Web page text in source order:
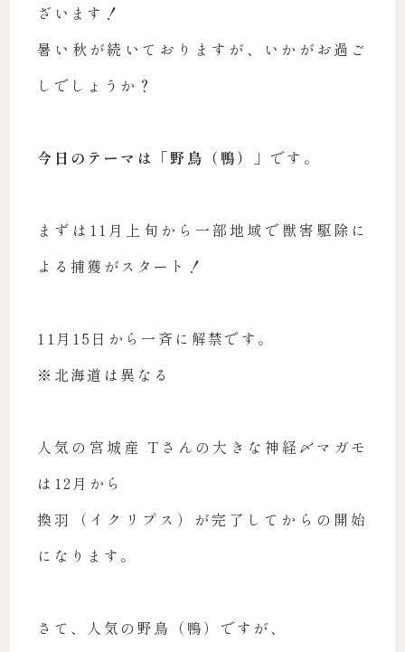
ざいます！
暑い秋が続いておりますが、いかがお過ご
しでしょうか？
今日のテーマは「野鳥（鴨）」 です。
まずは11月上旬から一部地域で獣害駆除に
よる捕獲がスタート！
11月15日から一斉に解禁です。
※北海道は異なる
人気の宮城産 Tさんの大きな神経〆マガモ
は12月から
換羽（イクリプス）が完了してからの開始
になります。
さて、人気の野鳥（鴨）ですが、